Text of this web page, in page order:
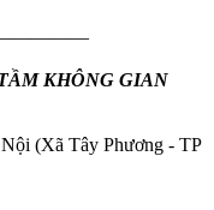
KHÔNG GIAN
(Xã Tây Phương - TP